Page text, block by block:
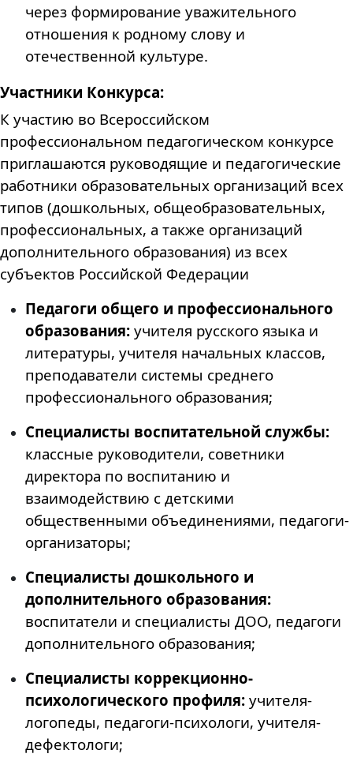
через формирование уважительного
отношения к родному слову и
отечественной культуре.
Участники Конкурса:
К участию во Всероссийском
профессиональном педагогическом конкурсе
приглашаются руководящие и педагогические
работники образовательных организаций всех
типов (дошкольных, общеобразовательных,
профессиональных, а также организаций
дополнительного образования) из всех
субъектов Российской Федерации
Педагоги общего и профессионального
образования: учителя русского языка и
литературы, учителя начальных классов,
преподаватели системы среднего
профессионального образования;
Специалисты воспитательной службы:
классные руководители, советники
директора по воспитанию и
взаимодействию с детскими
общественными объединениями, педагоги-
организаторы;
Специалисты дошкольного и
дополнительного образования:
воспитатели и специалисты ДОО, педагоги
дополнительного образования;
Специалисты коррекционно-
психологического профиля: учителя-
логопеды, педагоги-психологи, учителя-
дефектологи;